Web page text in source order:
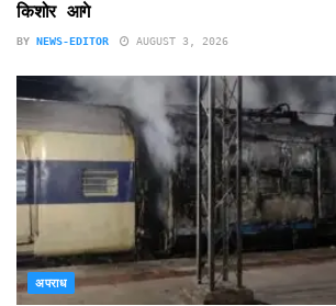
किशोर आगे
BY NEWS-EDITOR AUGUST 3, 2026
अपराध